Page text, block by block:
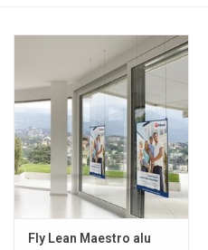
Fly Lean Maestro alu